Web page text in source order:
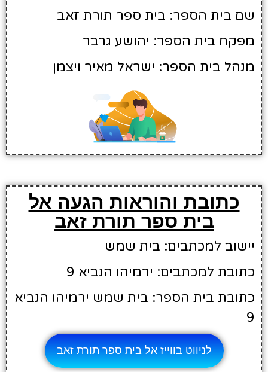
שם בית הספר: בית ספר תורת זאב
מפקח בית הספר: יהושע גרבר
מנהל בית הספר: ישראל מאיר ויצמן
כתובת והוראות הגעה אל
בית ספר תורת זאב
יישוב למכתבים: בית שמש
כתובת למכתבים: ירמיהו הנביא 9
כתובת בית הספר: בית שמש ירמיהו הנביא
9
לניווט בווייז אל בית ספר תורת זאב